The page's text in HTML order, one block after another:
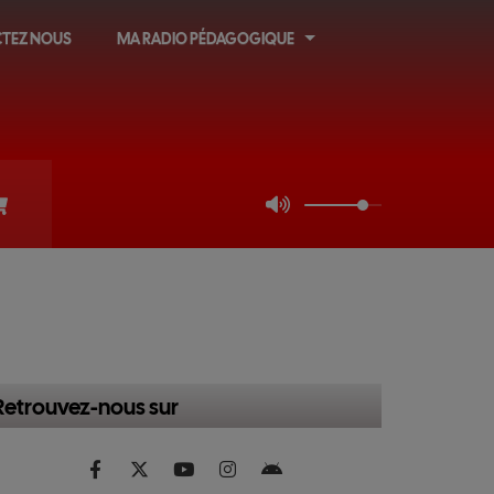
NOUS MA RADIO PÉDAGOGIQUE
nous sur